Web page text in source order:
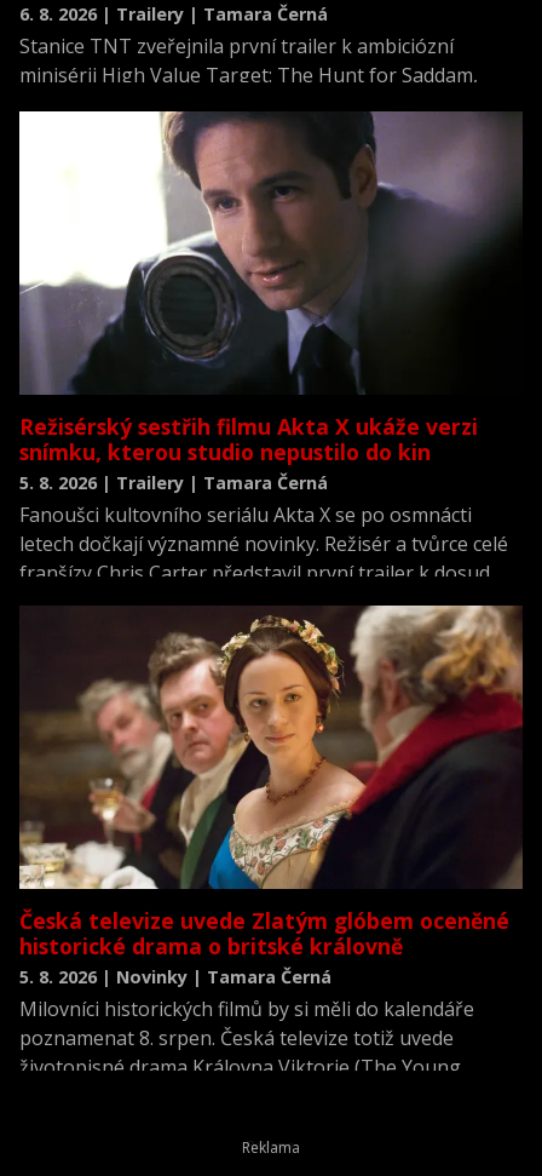
6. 8. 2026 | Trailery | Tamara Černá
Stanice TNT zveřejnila první trailer k ambiciózní
minisérii High Value Target: The Hunt for Saddam,
novodobých dějin.
Režisérský sestřih filmu Akta X ukáže verzi
snímku, kterou studio nepustilo do kin
5. 8. 2026 | Trailery | Tamara Černá
Fanoušci kultovního seriálu Akta X se po osmnácti
letech dočkají významné novinky. Režisér a tvůrce celé
franšízy Chris Carter představil první trailer k dosud
neviděné režisérské verzi filmu Akta X: Chci uvěřit.
Česká televize uvede Zlatým glóbem oceněné
historické drama o britské královně
5. 8. 2026 | Novinky | Tamara Černá
Milovníci historických filmů by si měli do kalendáře
poznamenat 8. srpen. Česká televize totiž uvede
životopisné drama Královna Viktorie (The Young